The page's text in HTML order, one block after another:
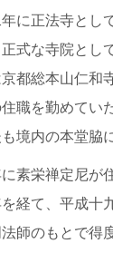
に正法寺とし
式な寺院とし
都総本山仁和
職を勤めてい
境内の本堂脇
素栄禅定尼が
経て、平成十
師のもとで得